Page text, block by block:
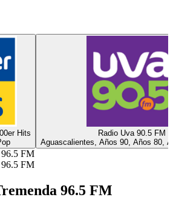
Hits
Radio Uva 90.5 FM
Aguascalientes, Años 90, Años 80,
96.5 FM
96.5 FM
96.5 FM